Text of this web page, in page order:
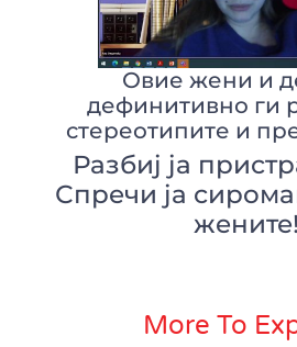
Овие жени и
дефинитивно ги
стереотипите и
Разбиј ја
Спречи ја
жените!
More To